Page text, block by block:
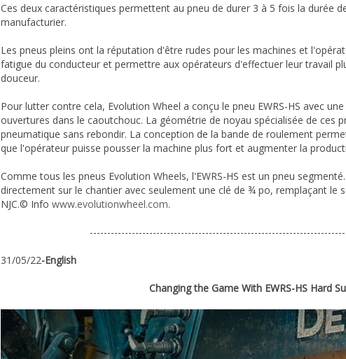
Ces deux caractéristiques permettent au pneu de durer 3 à 5 fois la durée
manufacturier.
Les pneus pleins ont la réputation d'être rudes pour les machines et
fatigue du conducteur et permettre aux opérateurs d'effectuer leur travail
douceur.
Pour lutter contre cela, Evolution Wheel a conçu le pneu EWRS-HS avec
ouvertures dans le caoutchouc. La géométrie de noyau spécialisée de ces
pneumatique sans rebondir. La conception de la bande de roulement
que l'opérateur puisse pousser la machine plus fort et augmenter la
Comme tous les pneus Evolution Wheels, l'EWRS-HS est un pneu
directement sur le chantier avec seulement une clé de ¾ po, remplaçant le
NJC.© Info www.evolutionwheel.com.
31/05/22-English
Changing the Game With EWRS-HS Hard